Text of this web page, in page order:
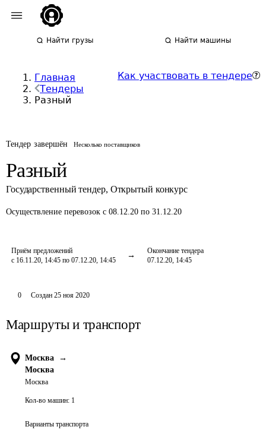
Найти грузы Найти машины
Главная
Тендеры
Разный
Как участвовать в тендере
Тендер завершён Несколько поставщиков
Разный
Государственный тендер, Открытый конкурс
Осуществление перевозок с 08.12.20 по 31.12.20
Приём предложений
с 16.11.20, 14:45 по 07.12.20, 14:45
Окончание тендера
07.12.20, 14:45
0 Создан 25 ноя 2020
Маршруты и транспорт
Москва
→
Москва
Москва
Кол-во машин: 1
Варианты транспорта